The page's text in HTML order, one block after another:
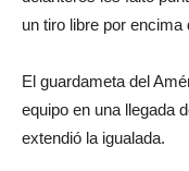
un tiro libre por
El guardameta del
equipo en una llegada
extendió la igualada.